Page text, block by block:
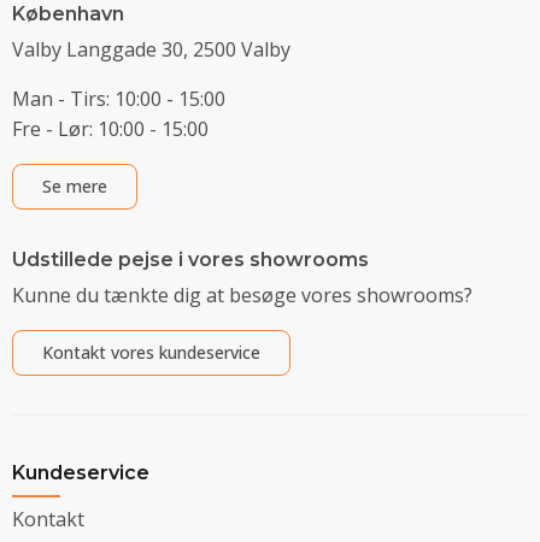
København
Valby Langgade 30, 2500 Valby
Man - Tirs: 10:00 - 15:00
Fre - Lør: 10:00 - 15:00
Se mere
Udstillede pejse i vores showrooms
Kunne du tænkte dig at besøge vores showrooms?
Kontakt vores kundeservice
Kundeservice
Kontakt